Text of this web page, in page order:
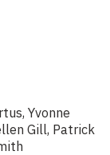
Yvonne
Gill, Patrick